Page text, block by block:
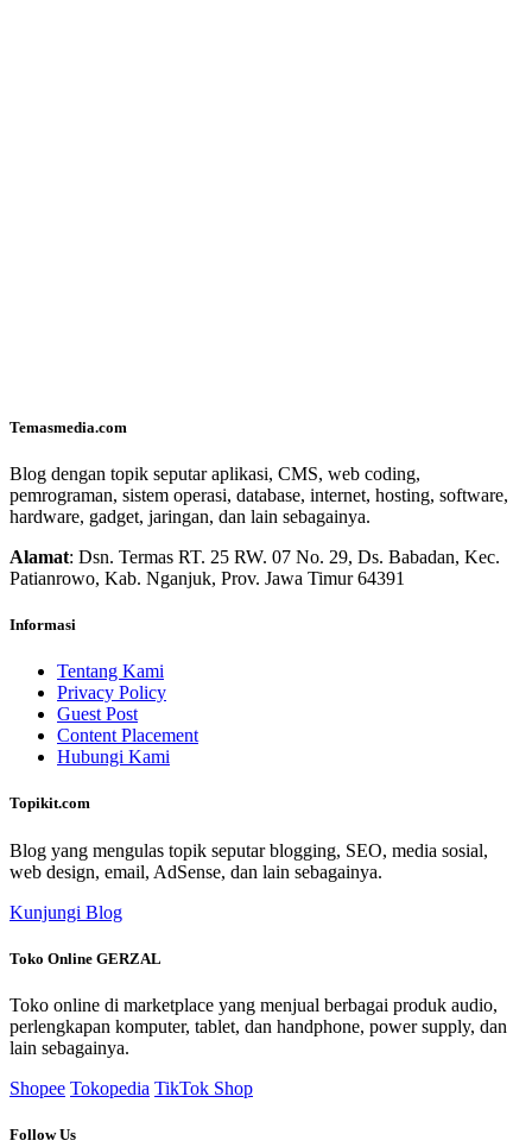
Temasmedia.com
Blog dengan topik seputar aplikasi, CMS, web coding,
pemrograman, sistem operasi, database, internet, hosting, software,
hardware, gadget, jaringan, dan lain sebagainya.
Alamat: Dsn. Termas RT. 25 RW. 07 No. 29, Ds. Babadan, Kec.
Patianrowo, Kab. Nganjuk, Prov. Jawa Timur 64391
Informasi
Tentang Kami
Privacy Policy
Guest Post
Content Placement
Hubungi Kami
Topikit.com
Blog yang mengulas topik seputar blogging, SEO, media sosial,
web design, email, AdSense, dan lain sebagainya.
Kunjungi Blog
Toko Online GERZAL
Toko online di marketplace yang menjual berbagai produk audio,
perlengkapan komputer, tablet, dan handphone, power supply, dan
lain sebagainya.
Shopee Tokopedia TikTok Shop
Follow Us